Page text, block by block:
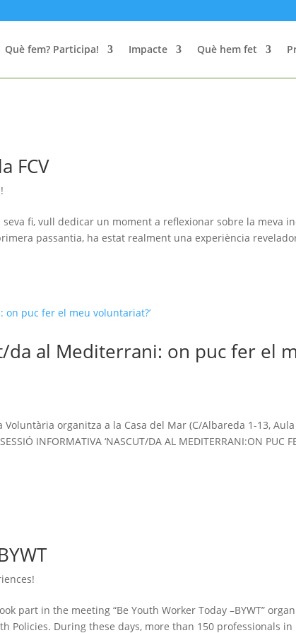
Què fem? Participa! Impacte Què hem fet
FCV
fi, vull dedicar un moment a reflexionar sobre la meva
passantia, ha estat realment una experiència
da al Mediterrani: on puc fer el
organitza a la Casa del Mar (C/Albareda 1-13,
INFORMATIVA ‘NASCUT/DA AL MEDITERRANI:ON PUC
part in the meeting “Be Youth Worker Today –BYWT”
Policies. During these days, more than 150 professionals in